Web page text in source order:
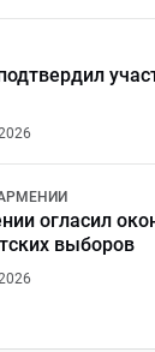
огласил
выборов